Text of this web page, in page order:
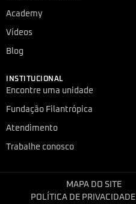
Academy
Vídeos
Blog
INSTITUCIONAL
Encontre uma unidade
Fundação Filantrópica
Atendimento
Trabalhe conosco
MAPA DO SITE
POLÍTICA DE PRIVACIDADE